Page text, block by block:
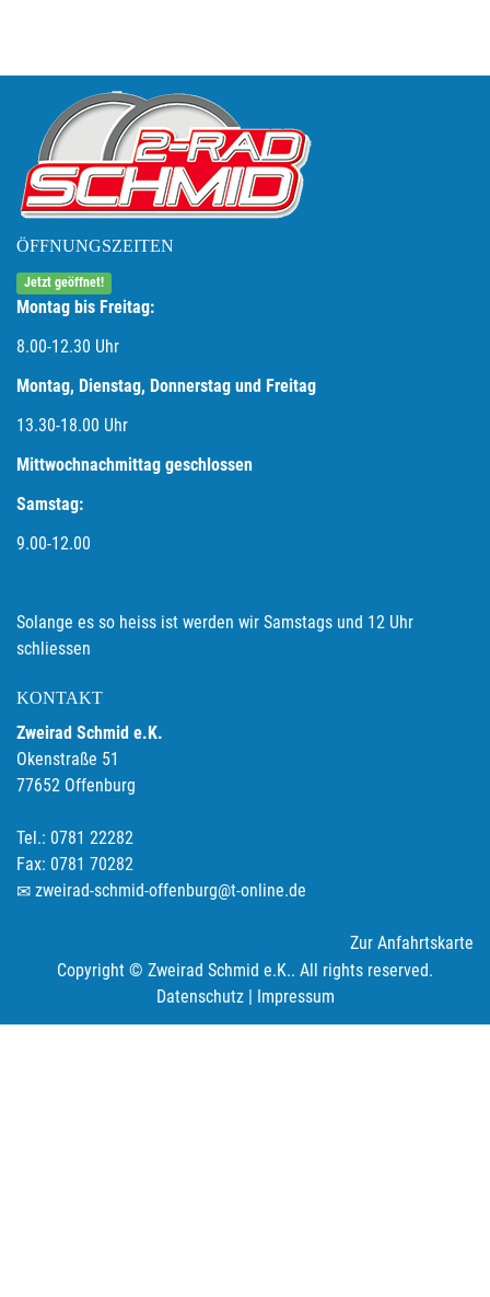
ÖFFNUNGSZEITEN
Jetzt geöffnet!
Montag bis Freitag:
8.00-12.30 Uhr
Montag, Dienstag, Donnerstag und Freitag
13.30-18.00 Uhr
Mittwochnachmittag geschlossen
Samstag:
9.00-12.00
Solange es so heiss ist werden wir Samstags und 12 Uhr
schliessen
KONTAKT
Zweirad Schmid e.K.
Okenstraße 51
77652 Offenburg
Tel.: 0781 22282
Fax: 0781 70282
zweirad-schmid-offenburg@t-online.de
Zur Anfahrtskarte
Copyright © Zweirad Schmid e.K.. All rights reserved.
Datenschutz| Impressum